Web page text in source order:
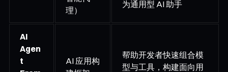
理）
为通用型 AI 助手
AI
Agen
t
AI 应用构
帮助开发者快速组合模
型与工具，构建面向用